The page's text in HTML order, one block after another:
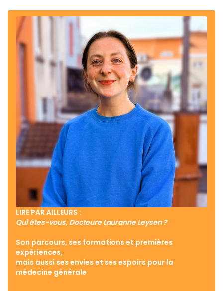
LIRE PAR AILLEURS :
Qui êtes-vous, Docteure Lauranne Leysen ?
Son parcours, ses formations et premières
expériences,
mais aussi ses envies et ses espoirs pour la
médecine générale